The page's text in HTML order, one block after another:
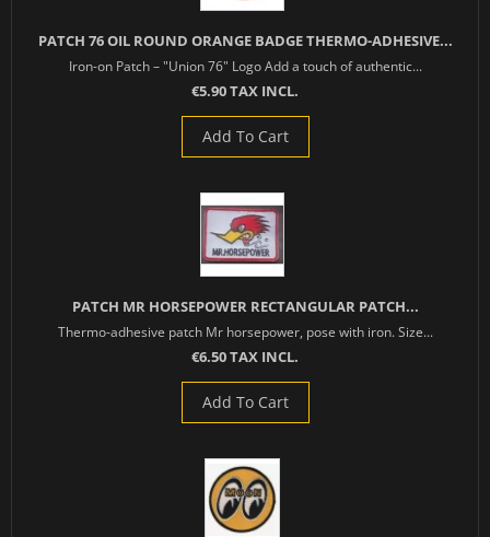
PATCH 76 OIL ROUND ORANGE BADGE THERMO-ADHESIVE...
Iron-on Patch – "Union 76" Logo Add a touch of authentic...
€5.90 TAX INCL.
Add To Cart
PATCH MR HORSEPOWER RECTANGULAR PATCH...
Thermo-adhesive patch Mr horsepower, pose with iron. Size...
€6.50 TAX INCL.
Add To Cart